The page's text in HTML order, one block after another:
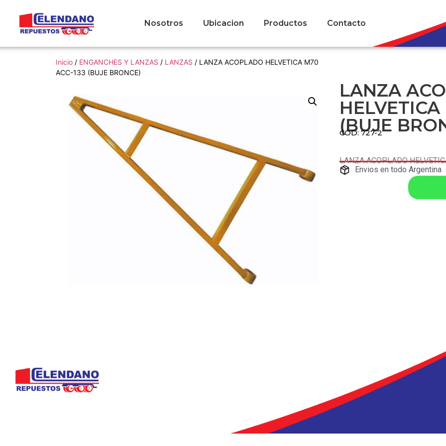
Nosotros Ubicacion Productos Contacto
Inicio / ENGANCHES Y LANZAS / LANZAS / LANZA ACOPLADO HELVETICA M70
ACC-133 (BUJE BRONCE)
LANZA
(BUJE
COD: 727-2
LANZA ACOPLADO
Envios en todo Argentina